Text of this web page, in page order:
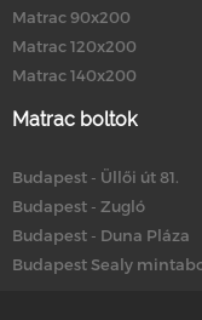
Matrac 90x200
Matrac 120x200
Matrac 140x200
Matrac boltok
Budapest - Üllői út 81.
Budapest - Zugló
Budapest - Duna Pláza
Budapest Sealy